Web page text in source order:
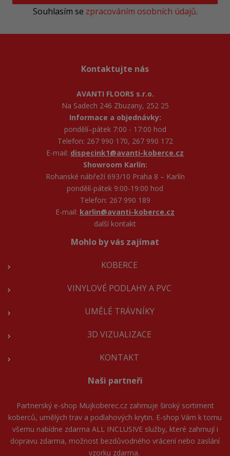
Souhlasím se zpracováním osobních údajů.
Kontaktujte nás
AVANTI FLOORS s.r.o.
Na Sadech 246 Zbuzany, 252 25
Informace a objednávky:
pondělí–pátek 7:00 - 17:00 hod
Telefon: 267 990 170, 267 990 172
E-mail: dispecink1@avanti-koberce.cz
Showroom Karlín:
Rohanské nábřeží 693/10 Praha 8 – Karlín
pondělí-pátek 9:00-19:00 hod
Telefon: 267 990 189
E-mail: karlin@avanti-koberce.cz
další kontakt
Mohlo by vás zajímat
KOBERCE
VINYLOVÉ PODLAHY A PVC
UMĚLÉ TRÁVNÍKY
3D VIZUALIZACE
KONTAKT
Naši partneři
Partnerský e-shop Mujkoberec.czzahrnuje široký sortiment
koberců, umělých trav a podlahových krytin. E-shop Vám k tomu
všemu nabídne zdarma ALL INCLUSIVE služby, které zahrnují i
dopravu zdarma, možnost bezdůvodného vrácení nebo zaslání
vzorku zdarma.